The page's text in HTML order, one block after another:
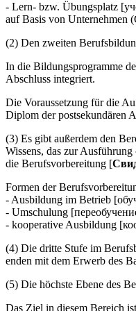
- Lern- bzw. Übungsplatz
auf Basis von Unternehmen
(2) Den zweiten
In die Bildungsprogramme
Abschluss integriert.
Die Voraussetzung für die
Diplom der postsekundären
(3) Es gibt außerdem den
Wissens, das zur
die Berufsvorbereitung [
Formen der
- Ausbildung im Betrieb
- Umschulung
- kooperative Ausbildung
(4) Die dritte Stufe im
enden mit dem Erwerb des
(5) Die höchste Ebene des
Das Ziel in diesem Bereich